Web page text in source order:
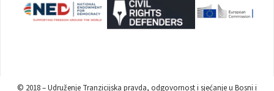
© 2018 – Udruženje Tranzicijska pravda, odgovornost i sjećanje u Bosni i